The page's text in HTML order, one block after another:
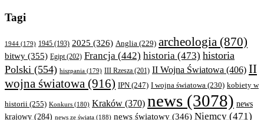
Tagi
1944 (179) 1945 (193) 2025 (326) Anglia (229) archeologia (870)
bitwy (355) Egipt(202) Francja (442) historia (473) historia
Polski (554) hiszpania (179) III Rzesza (201) II Wojna Światowa (406) II
wojna światowa (916) IPN (247) I wojna światowa (230) kobiety w
historii (255) Konkurs (180) Kraków (370) news (3078) news
krajowy (284) news ze świata (188) news światowy (346) Niemcy (471)